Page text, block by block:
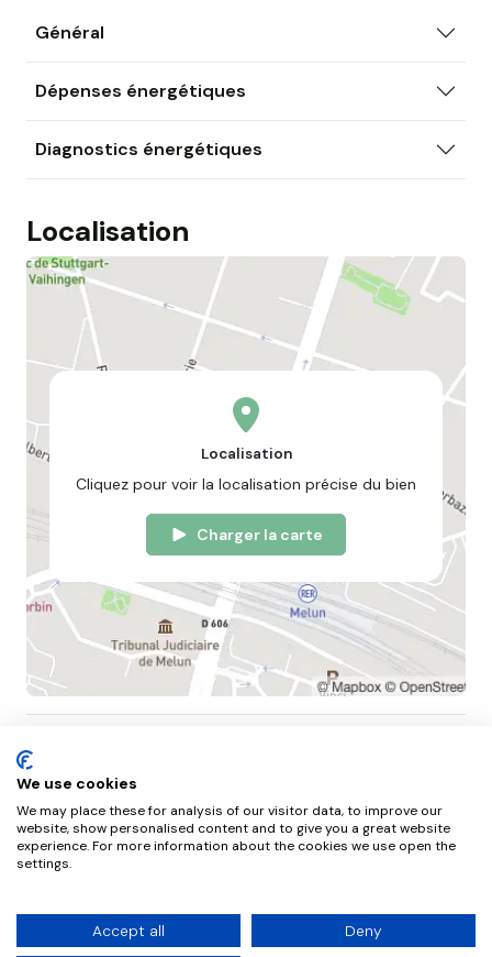
Général
Dépenses énergétiques
Diagnostics énergétiques
Localisation
Localisation
Cliquez pour voir la localisation précise du bien
Charger la carte
NousGérons
L'agenceMentions légalesPolitique des cookiesTarifs
Standard : 01 84 80 75 30
We use cookies
We may place these for analysis of our visitor data, to improve our
website, show personalised content and to give you a great website
experience. For more information about the cookies we use open the
settings.
Accept all Deny